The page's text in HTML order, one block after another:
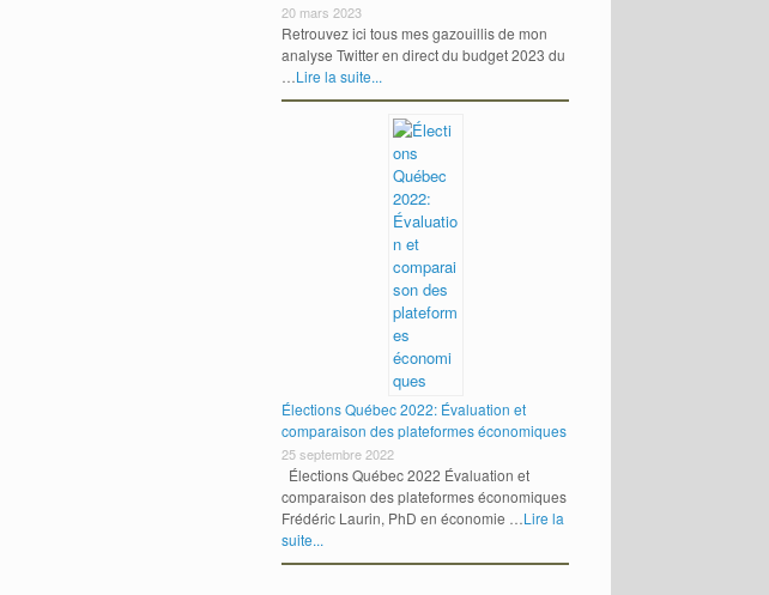
20 mars 2023
Retrouvez ici tous mes gazouillis de mon
analyse Twitter en direct du budget 2023 du
…Lire la suite...
Élections Québec 2022: Évaluation et
comparaison des plateformes économiques
25 septembre 2022
Élections Québec 2022 Évaluation et
comparaison des plateformes économiques
Frédéric Laurin, PhD en économie …Lire la
suite...